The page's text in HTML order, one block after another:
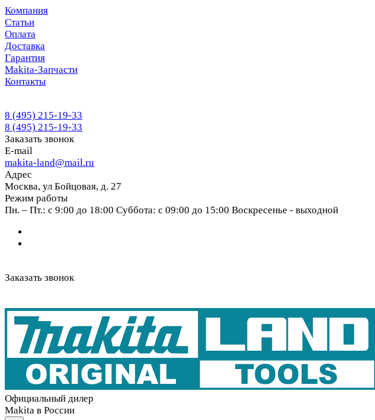
Компания
Статьи
Оплата
Доставка
Гарантия
Makita-Запчасти
Контакты
8 (495) 215-19-33
8 (495) 215-19-33
Заказать звонок
E-mail
makita-land@mail.ru
Адрес
Москва, ул Бойцовая, д. 27
Режим работы
Пн. – Пт.: с 9:00 до 18:00 Суббота: с 09:00 до 15:00 Воскресенье - выходной
Заказать звонок
Официальный дилер
Makita в России